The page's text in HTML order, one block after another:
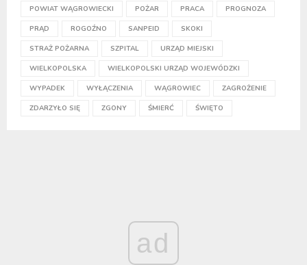
POWIAT WĄGROWIECKI POŻAR PRACA PROGNOZA
PRĄD ROGOŹNO SANPEID SKOKI
STRAŻ POŻARNA SZPITAL URZĄD MIEJSKI
WIELKOPOLSKA WIELKOPOLSKI URZĄD WOJEWÓDZKI
WYPADEK WYŁĄCZENIA WĄGROWIEC ZAGROŻENIE
ZDARZYŁO SIĘ ZGONY ŚMIERĆ ŚWIĘTO
ad